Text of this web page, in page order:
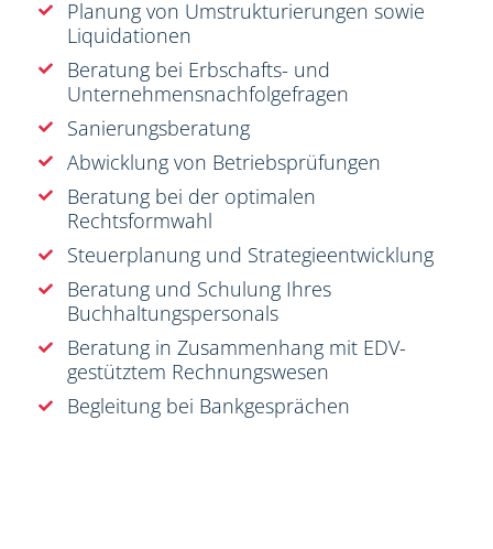
Planung von Umstrukturierungen sowie
Liquidationen
Beratung bei Erbschafts- und
Unternehmensnachfolgefragen
Sanierungsberatung
Abwicklung von Betriebsprüfungen
Beratung bei der optimalen
Rechtsformwahl
Steuerplanung und Strategieentwicklung
Beratung und Schulung Ihres
Buchhaltungspersonals
Beratung in Zusammenhang mit EDV-
gestütztem Rechnungswesen
Begleitung bei Bankgesprächen